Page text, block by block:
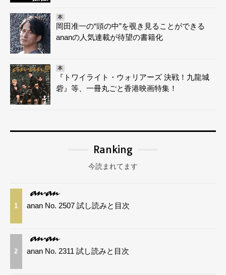
本
岡田准一の“頭の中”を覗き見ることができる
ananの人気連載が待望の書籍化
本
『トワイライト・ウォリアーズ 決戦！九龍城
砦』等、一冊丸ごと香港映画特集！
Ranking
今読まれてます
1 anan No. 2507 試し読みと目次
2 anan No. 2311 試し読みと目次